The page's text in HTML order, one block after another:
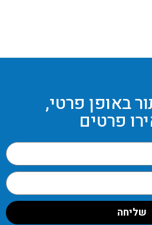
באופן פרטי,
פרטים
שליחה